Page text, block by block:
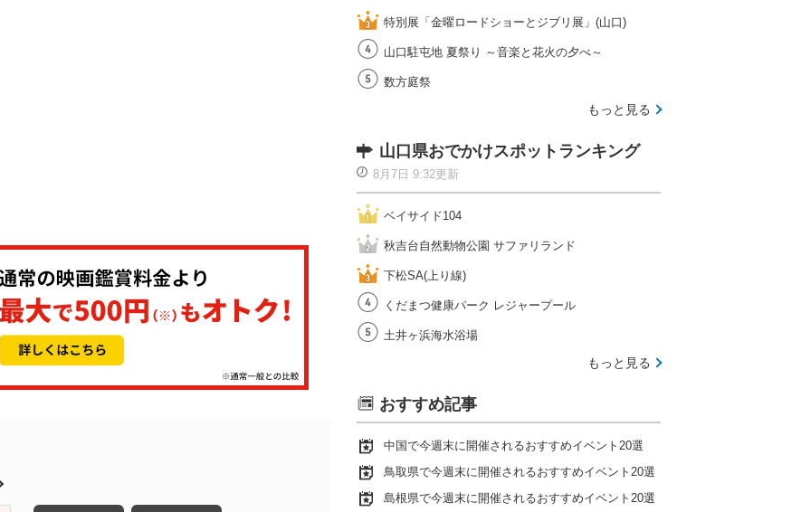
特別展「金曜ロードショーとジブリ展」(山口)
山口駐屯地 夏祭り ～音楽と花火の夕べ～
数方庭祭
もっと見る
山口県おでかけスポットランキング
8月7日 9:32更新
ベイサイド104
秋吉台自然動物公園 サファリランド
下松SA(上り線)
くだまつ健康パーク レジャープール
土井ヶ浜海水浴場
もっと見る
おすすめ記事
中国で今週末に開催されるおすすめイベント20選
鳥取県で今週末に開催されるおすすめイベント20選
島根県で今週末に開催されるおすすめイベント20選